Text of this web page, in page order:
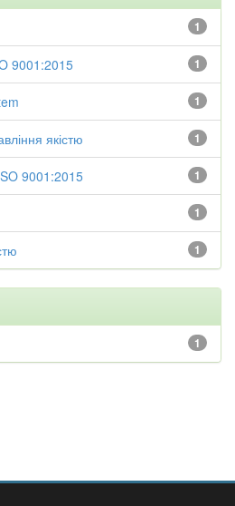
1
1
9001:2015
1
1
якістю
1
9001:2015
1
1
1